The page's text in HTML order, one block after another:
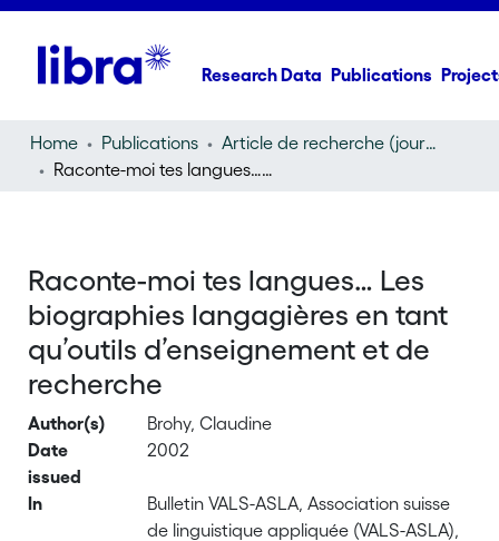
Research Data Publications
Home Publications
Article de recherche (journal article)
Raconte-moi tes langues… Les biographies langagières en tant qu’outils d’enseignement et de recherche
Raconte-moi tes langues… Les
biographies langagières en tant
qu’outils d’enseignement et de
recherche
Author(s)
Brohy, Claudine
Date
issued
2002
In
Bulletin VALS-ASLA, Association suisse
de linguistique appliquée (VALS-ASLA),